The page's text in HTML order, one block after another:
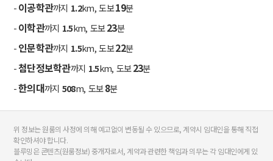
-이공학관까지 1.2km, 도보19분
-이학관까지 1.5km, 도보23분
-인문학관까지 1.5km, 도보22분
-첨단정보학관까지 1.5km, 도보23분
-한의대까지 508m, 도보8분
위 정보는 원룸의 사정에 의해 예고없이 변동될 수 있으므로, 계약시 임대인을 통해 직접
확인하셔야 합니다.
블루밍은 콘텐츠(원룸정보) 중개자로서, 계약과 관련한 책임과 의무는 각 임대인에게 있